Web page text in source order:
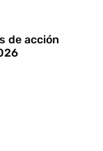
de acción